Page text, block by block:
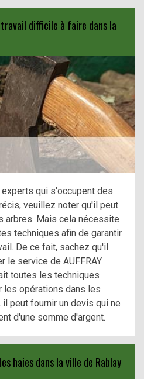
difficile à faire dans la
qui s'occupent des
veuillez noter qu'il peut
arbres. Mais cela nécessite
techniques afin de garantir
De ce fait, sachez qu'il
service de AUFFRAY
toutes les techniques
les opérations dans les
peut fournir un devis qui ne
d'une somme d'argent.
haies dans la ville de Rablay